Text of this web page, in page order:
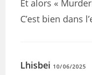
Et alors «
C’est bien dans
Lhisbei 10/06/2025